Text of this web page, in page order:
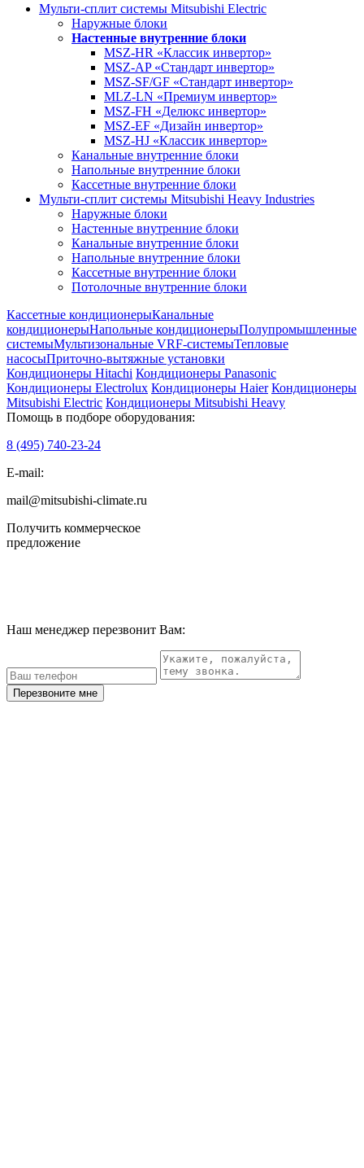
Мульти-сплит системы Mitsubishi Electric
Наружные блоки
Настенные внутренние блоки
MSZ-HR «Классик инвертор»
MSZ-AP «Стандарт инвертор»
MSZ-SF/GF «Стандарт инвертор»
MLZ-LN «Премиум инвертор»
MSZ-FH «Делюкс инвертор»
MSZ-EF «Дизайн инвертор»
MSZ-HJ «Классик инвертор»
Канальные внутренние блоки
Напольные внутренние блоки
Кассетные внутренние блоки
Мульти-сплит системы Mitsubishi Heavy Industries
Наружные блоки
Настенные внутренние блоки
Канальные внутренние блоки
Напольные внутренние блоки
Кассетные внутренние блоки
Потолочные внутренние блоки
Кассетные кондиционерыКанальные
кондиционерыНапольные кондиционерыПолупромышленные
системыМультизональные VRF-системыТепловые
насосыПриточно-вытяжные установки
Кондиционеры Hitachi Кондиционеры Panasonic
Кондиционеры Electrolux Кондиционеры Haier Кондиционеры
Mitsubishi Electric Кондиционеры Mitsubishi Heavy
Помощь в подборе оборудования:
8 (495) 740-23-24
E-mail:
mail@mitsubishi-climate.ru
Получить коммерческое
предложение
Наш менеджер перезвонит Вам:
Перезвоните мне